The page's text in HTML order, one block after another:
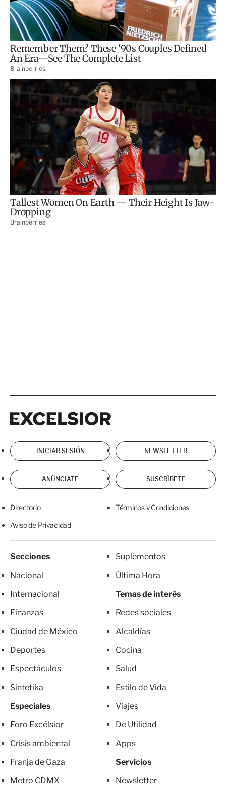
INICIAR SESIÓN NEWSLETTER
ANÚNCIATE SUSCRÍBETE
Directorio Términos y Condiciones
Aviso de Privacidad
Secciones
Nacional
Internacional
Finanzas
Ciudad de México
Deportes
Espectáculos
Sintetika
Especiales
Foro Excélsior
Crisis ambiental
Franja de Gaza
Metro CDMX
Suplementos
Última Hora
Temas de interés
Redes sociales
Alcaldías
Cocina
Salud
Estilo de Vida
Viajes
De Utilidad
Apps
Servicios
Newsletter